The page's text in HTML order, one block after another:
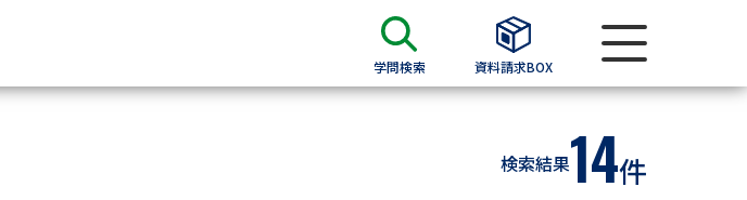
学問検索 資料請求BOX
検索結果14件